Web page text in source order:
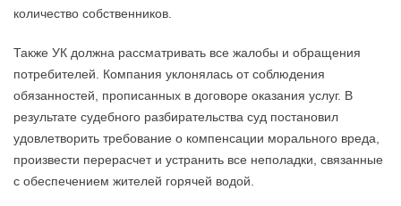
количество собственников.
Также УК должна рассматривать все жалобы и обращения
потребителей. Компания уклонялась от соблюдения
обязанностей, прописанных в договоре оказания услуг. В
результате судебного разбирательства суд постановил
удовлетворить требование о компенсации морального вреда,
произвести перерасчет и устранить все неполадки, связанные
с обеспечением жителей горячей водой.